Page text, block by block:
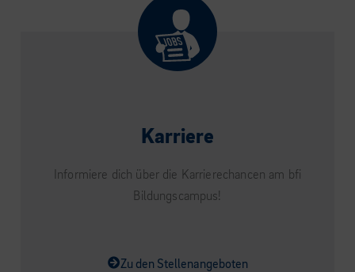
Karriere
Informiere dich über die Karrierechancen am bfi
Bildungscampus!
Zu den Stellenangeboten